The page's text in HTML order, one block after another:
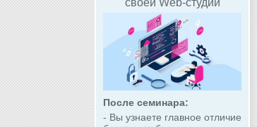
своей Web-студии
После семинара:
- Вы узнаете главное отличие